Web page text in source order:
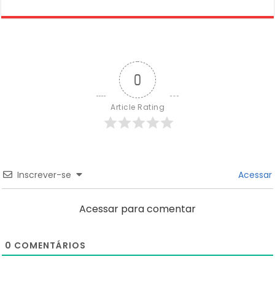
0
Article Rating
Inscrever-se Acessar
Acessar para comentar
0 COMENTÁRIOS